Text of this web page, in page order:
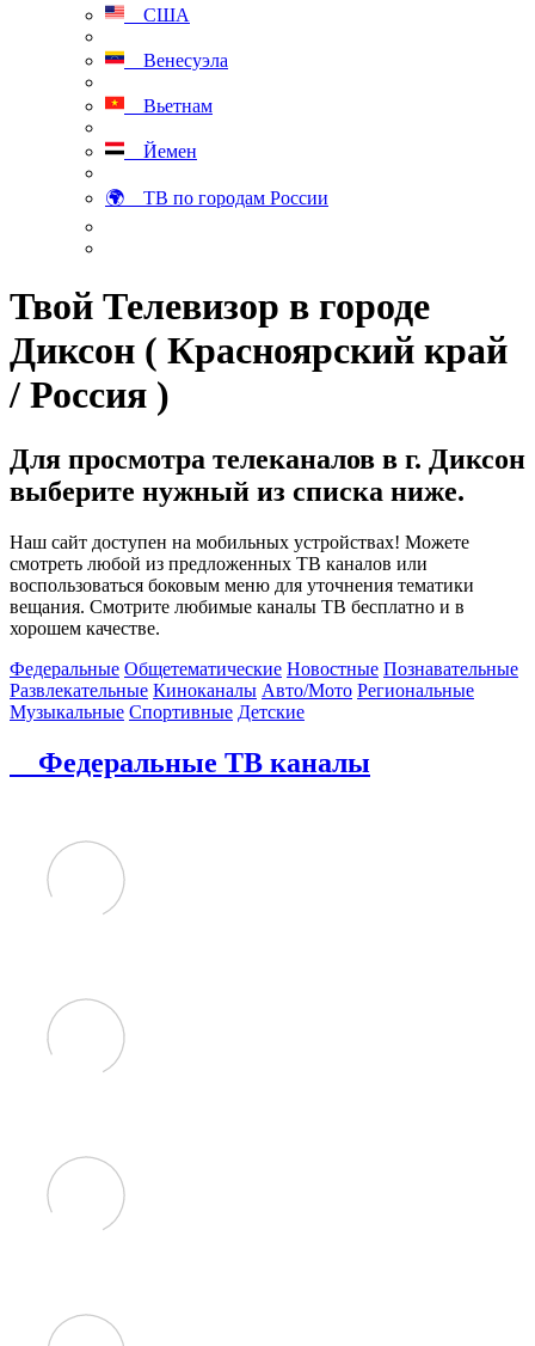
США
Венесуэла
Вьетнам
Йемен
🌍 ТВ по городам России
Твой Телевизор в городе
Диксон ( Красноярский край
/ Россия )
Для просмотра телеканалов в г. Диксон
выберите нужный из списка ниже.
Наш сайт доступен на мобильных устройствах! Можете
смотреть любой из предложенных ТВ каналов или
воспользоваться боковым меню для уточнения тематики
вещания. Смотрите любимые каналы ТВ бесплатно и в
хорошем качестве.
Федеральные Общетематические Новостные Познавательные
Развлекательные Киноканалы Авто/Мото Региональные
Музыкальные Спортивные Детские
Федеральные ТВ каналы